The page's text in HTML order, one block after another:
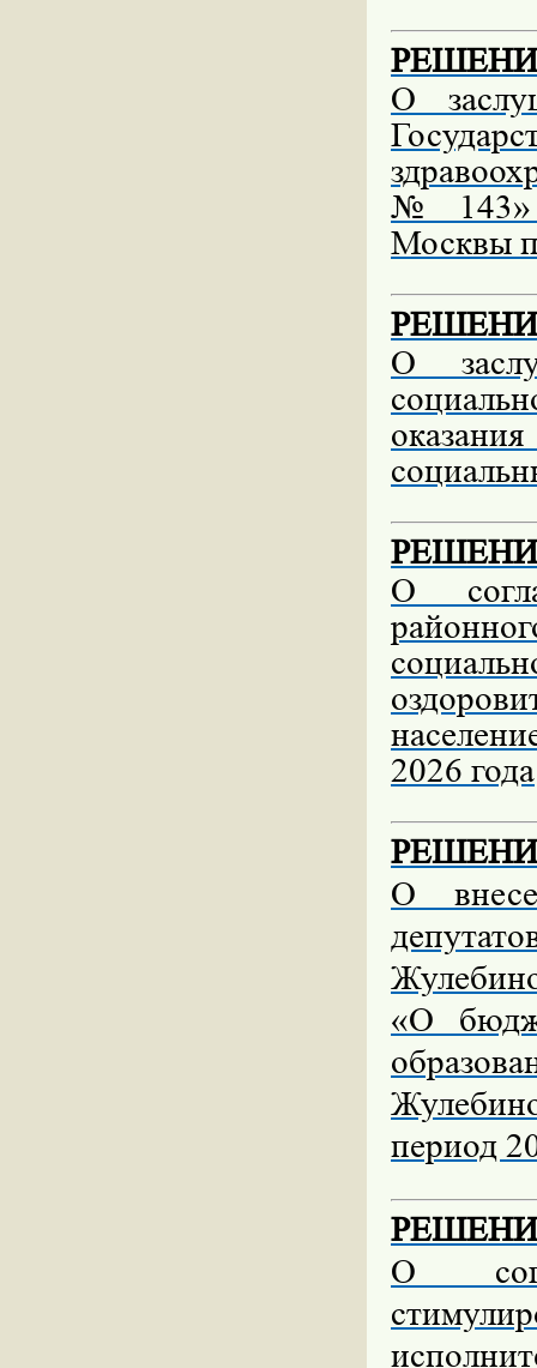
О
№ 143»
Москвы
О
О
2026 года
О
«О
период
О